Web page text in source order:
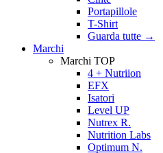
Portapillole
T-Shirt
Guarda tutte →
Marchi
Marchi TOP
4 + Nutriion
EFX
Isatori
Level UP
Nutrex R.
Nutrition Labs
Optimum N.